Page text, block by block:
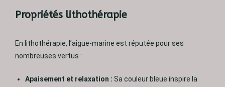
Propriétés lithothérapie
En lithothérapie, l’aigue-marine est réputée pour ses
nombreuses vertus :
Apaisement et relaxation : Sa couleur bleue inspire la